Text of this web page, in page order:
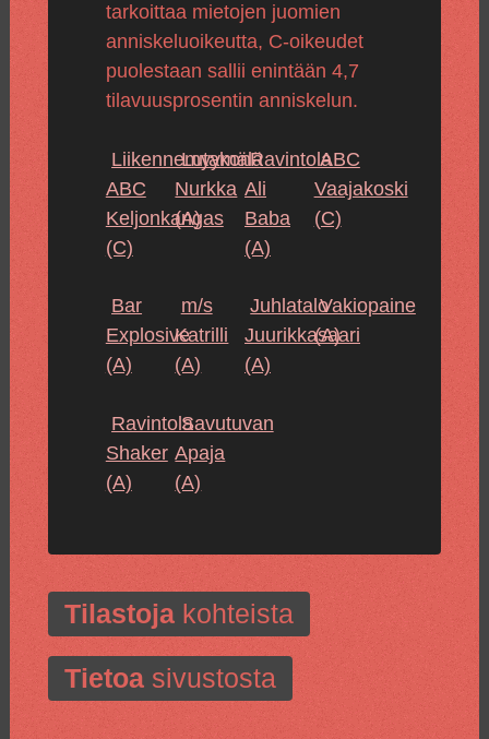
tarkoittaa mietojen juomien
anniskeluoikeutta, C-oikeudet
puolestaan sallii enintään 4,7
tilavuusprosentin anniskelun.
Liikennemyymälä
ABC
Keljonkangas
(C)
Lutakon
Nurkka
(A)
Ravintola
Ali
Baba
(A)
ABC
Vaajakoski
(C)
Bar
Explosive
(A)
m/s
Katrilli
(A)
Juhlatalo
Juurikkasaari
(A)
Vakiopaine
(A)
Ravintola
Shaker
(A)
Savutuvan
Apaja
(A)
Tilastojakohteista
Tietoasivustosta